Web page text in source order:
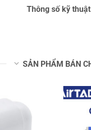
Thông số kỹ thuật
SẢN PHẨM BÁN